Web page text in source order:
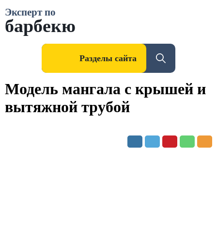
Эксперт по
барбекю
Разделы сайта
Модель мангала с крышей и
вытяжной трубой